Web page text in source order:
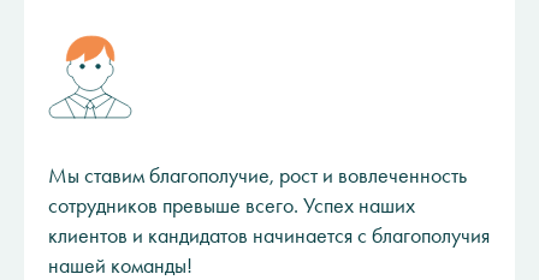
Мы ставим благополучие, рост и вовлеченность
сотрудников превыше всего. Успех наших
клиентов и кандидатов начинается с благополучия
нашей команды!